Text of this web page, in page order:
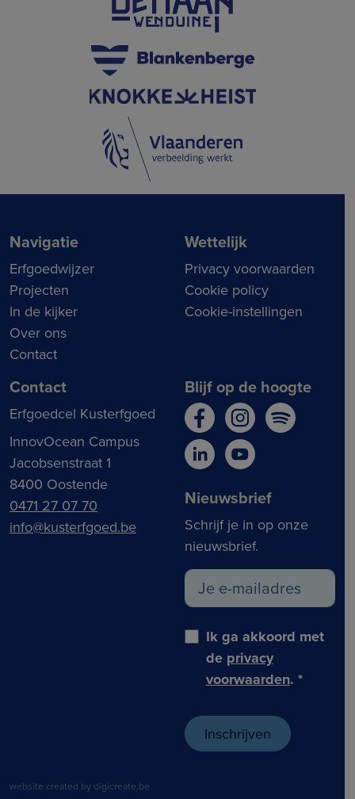
Navigatie
Erfgoedwijzer
Projecten
In de kijker
Over ons
Contact
Wettelijk
Privacy voorwaarden
Cookie policy
Cookie-instellingen
Contact
Erfgoedcel Kusterfgoed
InnovOcean Campus
Jacobsenstraat 1
8400 Oostende
0471 27 07 70
info@kusterfgoed.be
Blijf op de hoogte
Nieuwsbrief
Schrijf je in op onze
nieuwsbrief.
Ik ga akkoord met
de privacy
voorwaarden. *
website created by digicreate.be